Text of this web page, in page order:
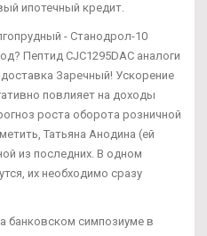
ипотечный кредит.
- Станодрол-10
Пептид CJC1295DAC аналоги
Заречный! Ускорение
повлияет на доходы
роста оборота розничной
Татьяна Анодина (ей
из последних. В одном
их необходимо сразу
банковском симпозиуме в